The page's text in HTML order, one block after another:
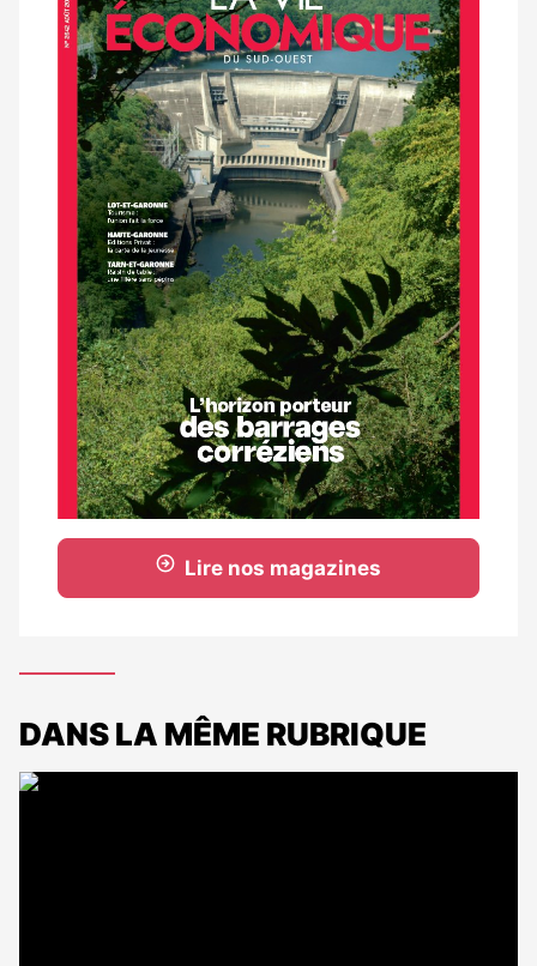
dernier
magazine
Lire nos magazines
DANS LA MÊME RUBRIQUE